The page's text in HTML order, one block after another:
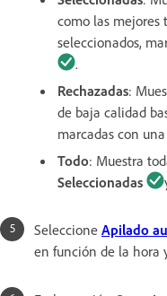
como las mejores
seleccionados,
.
Rechazadas:
de baja calidad
marcadas con
Todo: Muestra
Seleccionadas
Seleccione Apilado
en función de la hora